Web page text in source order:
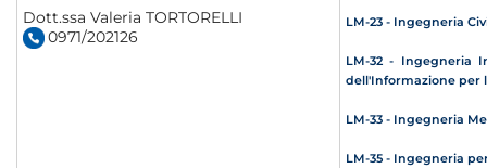
Dott.ssa Valeria TORTORELLI
0971/202126
LM-23 - Ingegneria
LM-32 - Ingegneria
dell'Informazione per
LM-33 - Ingegneria
LM-35 - Ingegneria